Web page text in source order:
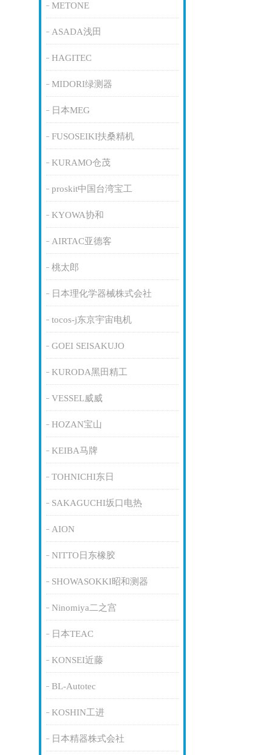
METONE
ASADA浅田
HAGITEC
MIDORI绿测器
日本MEG
FUSOSEIKI扶桑精机
KURAMO仓茂
proskit中国台湾宝工
KYOWA协和
AIRTAC亚德客
桃太郎
日本理化学器械株式会社
tocos-j东京宇宙电机
GOEI SEISAKUJO
KURODA黑田精工
VESSEL威威
HOZAN宝山
KEIBA马牌
TOHNICHI东日
SAKAGUCHI坂口电热
AION
NITTO日东橡胶
SHOWASOKKI昭和测器
Ninomiya二之宫
日本TEAC
KONSEI近藤
BL-Autotec
KOSHIN工进
日本精器株式会社